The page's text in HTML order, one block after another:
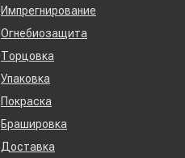
Импрегнирование
Огнебиозащита
Торцовка
Упаковка
Покраска
Брашировка
Доставка